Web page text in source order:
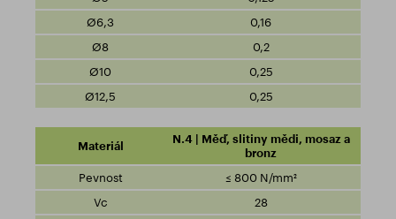
0,16
0,2
0,25
0,25
N.4 | Měď, slitiny mědi, mosaz a
bronz
≤ 800 N/mm²
28